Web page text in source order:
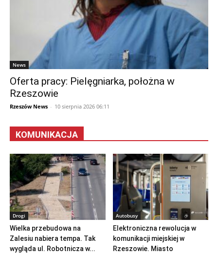
News
Oferta pracy: Pielęgniarka, położna w
Rzeszowie
Rzeszów News - 10 sierpnia 2026 06:11
KOMUNIKACJA
Drogi
Wielka przebudowa na
Zalesiu nabiera tempa. Tak
wygląda ul. Robotnicza w...
Autobusy
Elektroniczna rewolucja w
komunikacji miejskiej w
Rzeszowie. Miasto